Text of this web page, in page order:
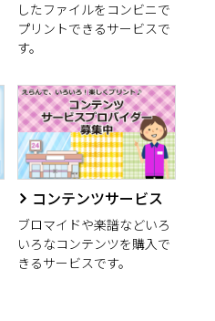
したファイルをコンビニで
プリントできるサービスで
す。
コンテンツサービス
ブロマイドや楽譜などいろ
いろなコンテンツを購入で
きるサービスです。